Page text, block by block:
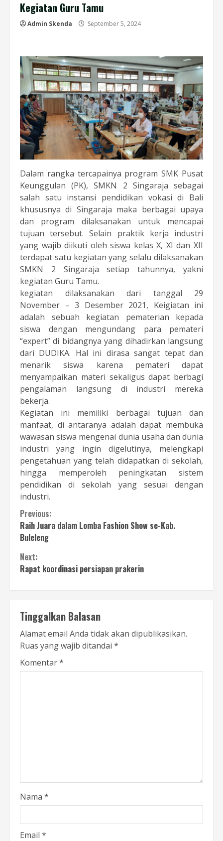
Kegiatan Guru Tamu
Admin Skenda September 5, 2024
Dalam rangka tercapainya program SMK Pusat
Keunggulan (PK), SMKN 2 Singaraja sebagai
salah satu instansi pendidikan vokasi di Bali
khususnya di Singaraja maka berbagai upaya
dan program dilaksanakan untuk mencapai
tujuan tersebut. Selain praktik kerja industri
yang wajib diikuti oleh siswa kelas X, XI dan XII
terdapat satu kegiatan yang selalu dilaksanakan
SMKN 2 Singaraja setiap tahunnya, yakni
kegiatan Guru Tamu.
kegiatan dilaksanakan dari tanggal 29
November – 3 Desember 2021, Keigiatan ini
adalah sebuah kegiatan pematerian kepada
siswa dengan mengundang para pemateri
“expert” di bidangnya yang dihadirkan langsung
dari DUDIKA. Hal ini dirasa sangat tepat dan
menarik siswa karena pemateri dapat
menyampaikan materi sekaligus dapat berbagi
pengalaman langsung di industri mereka
bekerja.
Kegiatan ini memiliki berbagai tujuan dan
manfaat, di antaranya adalah dapat membuka
wawasan siswa mengenai dunia usaha dan dunia
industri yang ingin digelutinya, melengkapi
pengetahuan yang telah didapatkan di sekolah,
hingga memperoleh peningkatan sistem
pendidikan di sekolah yang sesuai dengan
industri.
Continue
Reading
Previous:
Raih Juara dalam Lomba Fashion Show se-Kab.
Buleleng
Next:
Rapat koordinasi persiapan prakerin
Tinggalkan Balasan
Alamat email Anda tidak akan dipublikasikan.
Ruas yang wajib ditandai *
Komentar*
Nama *
Email *